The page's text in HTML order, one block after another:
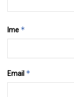
Ime *
Email *